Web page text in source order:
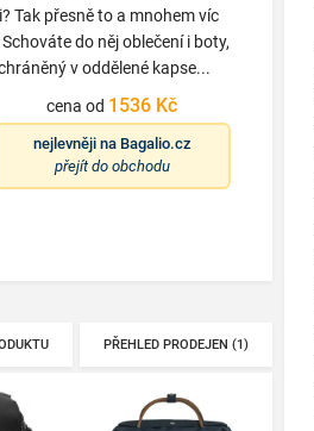
Tak přesně to a mnohem víc
do něj oblečení i boty,
v oddělené kapse...
cena od 1536 Kč
nejlevněji na Bagalio.cz
přejít do obchodu
PŘEHLED PRODEJEN (1)